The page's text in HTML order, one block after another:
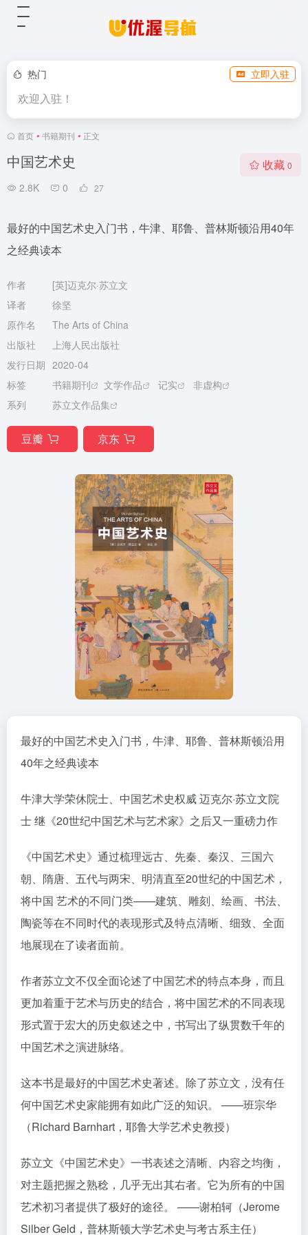
热门 立即入驻
欢迎入驻！
首页 • 书籍期刊 • 正文
中国艺术史
2.8K 0 27
收藏 0
最好的中国艺术史入门书，牛津、耶鲁、普林斯顿沿用40年
之经典读本
作者
[英]迈克尔·苏立文
译者
徐坚
原作名
The Arts of China
出版社
上海人民出版社
发行日期 2020-04
标签
书籍期刊 文学作品 记实
非虚构
系列
苏立文作品集
豆瓣 京东
最好的中国艺术史入门书，牛津、耶鲁、普林斯顿沿用
40年之经典读本
牛津大学荣休院士、中国艺术史权威 迈克尔·苏立文院
士 继《20世纪中国艺术与艺术家》之后又一重磅力作
《中国艺术史》通过梳理远古、先秦、秦汉、三国六
朝、隋唐、五代与两宋、明清直至20世纪的中国艺术，
将中国 艺术的不同门类——建筑、雕刻、绘画、书法、
陶瓷等在不同时代的表现形式及特点清晰、细致、全面
地展现在了读者面前。
作者苏立文不仅全面论述了中国艺术的特点本身，而且
更加着重于艺术与历史的结合，将中国艺术的不同表现
形式置于宏大的历史叙述之中，书写出了纵贯数千年的
中国艺术之演进脉络。
这本书是最好的中国艺术史著述。除了苏立文，没有任
何中国艺术史家能拥有如此广泛的知识。 ——班宗华
（Richard Barnhart，耶鲁大学艺术史教授）
苏立文《中国艺术史》一书表述之清晰、内容之均衡，
对主题把握之熟稔，几乎无出其右者。它为所有的中国
艺术初习者提供了极好的途径。 ——谢柏轲（Jerome
Silber Geld，普林斯顿大学艺术史与考古系主任）